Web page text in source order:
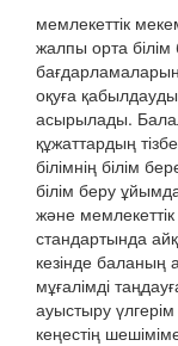
мемлекеттік
жалпы орта білім
оқуға
асырылады.
құжаттардың
білімнің білім
білім беру
және мемлекеттік
стандартында
кезінде баланың
мұғалімді
ауыстыру
кеңестің